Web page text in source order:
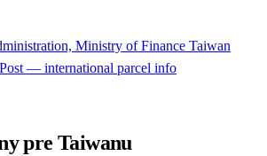
Ministry of Finance Taiwan
— international parcel info
pre Taiwanu